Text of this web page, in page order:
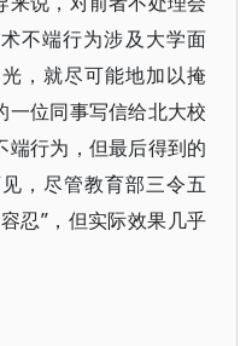
不端行为涉及大学面
，就尽可能地加以掩
一位同事写信给北大校
端行为，但最后得到的
，尽管教育部三令五
忍”，但实际效果几乎